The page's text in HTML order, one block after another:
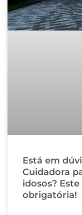
Está em
Cuidadora
idosos?
obrigatória!